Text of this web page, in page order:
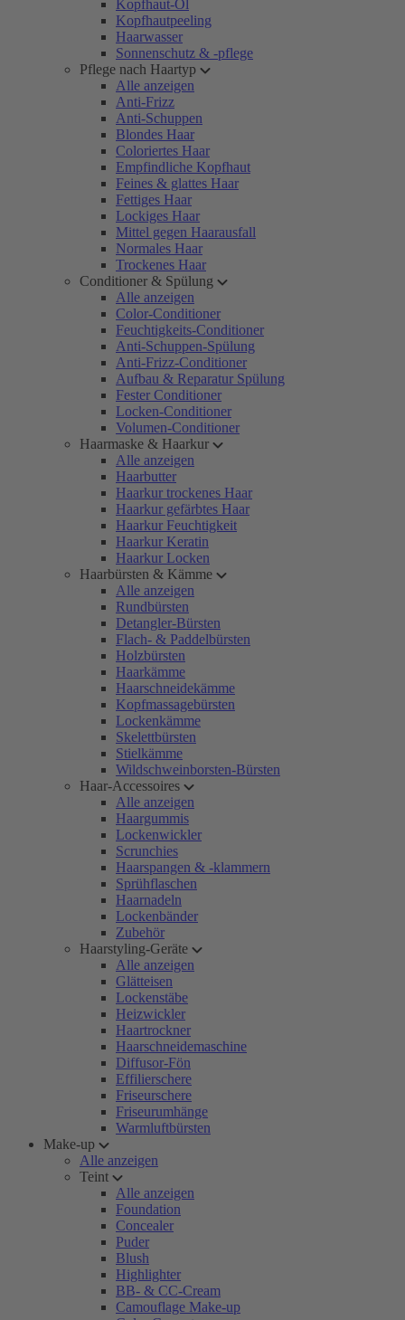
Kopfhaut-Öl
Kopfhautpeeling
Haarwasser
Sonnenschutz & -pflege
Pflege nach Haartyp
Alle anzeigen
Anti-Frizz
Anti-Schuppen
Blondes Haar
Coloriertes Haar
Empfindliche Kopfhaut
Feines & glattes Haar
Fettiges Haar
Lockiges Haar
Mittel gegen Haarausfall
Normales Haar
Trockenes Haar
Conditioner & Spülung
Alle anzeigen
Color-Conditioner
Feuchtigkeits-Conditioner
Anti-Schuppen-Spülung
Anti-Frizz-Conditioner
Aufbau & Reparatur Spülung
Fester Conditioner
Locken-Conditioner
Volumen-Conditioner
Haarmaske & Haarkur
Alle anzeigen
Haarbutter
Haarkur trockenes Haar
Haarkur gefärbtes Haar
Haarkur Feuchtigkeit
Haarkur Keratin
Haarkur Locken
Haarbürsten & Kämme
Alle anzeigen
Rundbürsten
Detangler-Bürsten
Flach- & Paddelbürsten
Holzbürsten
Haarkämme
Haarschneidekämme
Kopfmassagebürsten
Lockenkämme
Skelettbürsten
Stielkämme
Wildschweinborsten-Bürsten
Haar-Accessoires
Alle anzeigen
Haargummis
Lockenwickler
Scrunchies
Haarspangen & -klammern
Sprühflaschen
Haarnadeln
Lockenbänder
Zubehör
Haarstyling-Geräte
Alle anzeigen
Glätteisen
Lockenstäbe
Heizwickler
Haartrockner
Haarschneidemaschine
Diffusor-Fön
Effilierschere
Friseurschere
Friseurumhänge
Warmluftbürsten
Make-up
Alle anzeigen
Teint
Alle anzeigen
Foundation
Concealer
Puder
Blush
Highlighter
BB- & CC-Cream
Camouflage Make-up